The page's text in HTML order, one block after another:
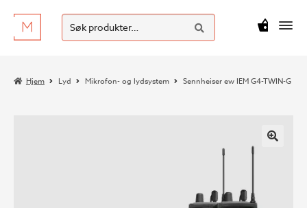
Hopp
til
Hopp
til
Søk
etter:
SØK
kr0
Hjem Lyd Mikrofon- og lydsystem Sennheiser ew IEM G4-TWIN-G